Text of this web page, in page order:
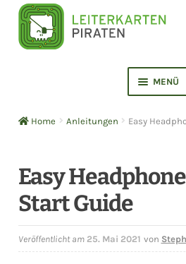
Zur
Navigation
springen
Zum
Inhalt
springen
MENÜ
Home Anleitungen Easy
Easy
Start Guide
Veröffentlicht am 25. Mai 2021 von